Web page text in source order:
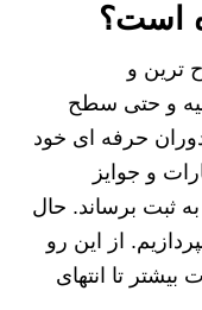
است؟
ترین و
و حتی سطح
حرفه‌ ای خود
و جوایز
ثبت برساند. حال
از این رو
تا انتهای